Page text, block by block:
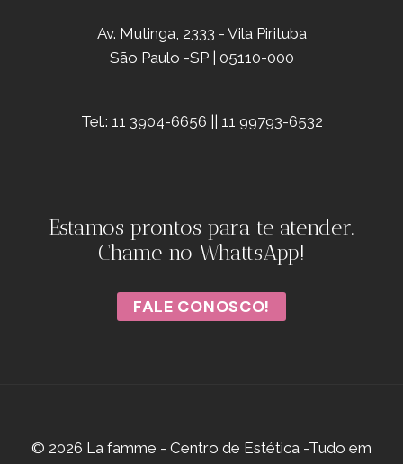
Av. Mutinga, 2333 - Vila Pirituba
São Paulo -SP | 05110-000
Tel.: 11 3904-6656 || 11 99793-6532
Estamos prontos para te atender.
Chame no WhattsApp!
FALE CONOSCO!
© 2026 La famme - Centro de Estética -Tudo em